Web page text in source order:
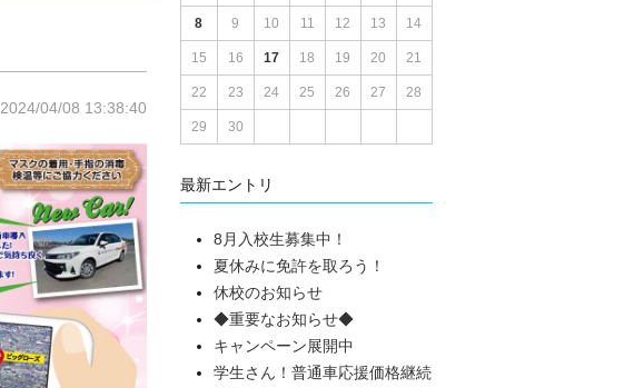
2024/04/08 13:38:40
8 9 10 11 12 13 14
15 16 17 18 19 20 21
22 23 24 25 26 27 28
29 30
最新エントリ
8月入校生募集中！
夏休みに免許を取ろう！
休校のお知らせ
◆重要なお知らせ◆
キャンペーン展開中
学生さん！普通車応援価格継続